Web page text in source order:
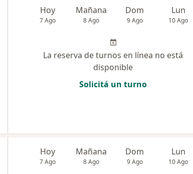
Hoy
7 Ago
Mañana
8 Ago
Dom
9 Ago
Lun
10 Ago
La reserva de turnos en línea no está
disponible
Solicitá un turno
Hoy
7 Ago
Mañana
8 Ago
Dom
9 Ago
Lun
10 Ago